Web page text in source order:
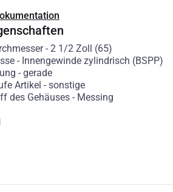
- 2 1/2 Zoll (65)
- Innengewinde zylindrisch (BSPP)
- gerade
Artikel - sonstige
des Gehäuses- Messing